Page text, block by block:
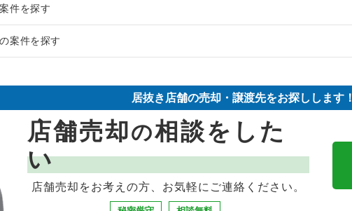
居抜き売却物件の案件一覧
居抜き売却物件の案件一覧
の飲食店の居抜き売却物件の案件一覧
の飲食店の居抜き売却物件の案件一覧
居抜き売却物件の案件一覧
居抜き売却物件の案件一覧
件を探す
の居抜き売却物件の案件一覧
料理の居抜き売却物件の案件一覧
抜き売却物件の案件一覧
どんの居抜き売却物件の案件一覧
抜き売却物件の案件一覧
案件を探す
アウトの居抜き売却物件の案件一覧
ケ・パブ・スナックの居抜き売却物件の案件一覧
居抜き売却物件の案件一覧
・ダイニングバーの居抜き売却物件の案件一覧
居抜き店舗の売却・譲渡先をお探しします！
店舗売却の相談をした
い
店舗売却をお考えの方、お気軽にご連絡ください。